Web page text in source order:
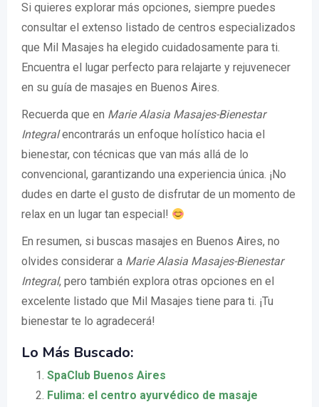
Si quieres explorar más opciones, siempre puedes
consultar el extenso listado de centros especializados
que Mil Masajes ha elegido cuidadosamente para ti.
Encuentra el lugar perfecto para relajarte y rejuvenecer
en su guía de masajes en Buenos Aires.
Recuerda que en Marie Alasia Masajes-Bienestar
Integralencontrarás un enfoque holístico hacia el
bienestar, con técnicas que van más allá de lo
convencional, garantizando una experiencia única. ¡No
dudes en darte el gusto de disfrutar de un momento de
relax en un lugar tan especial!
En resumen, si buscas masajes en Buenos Aires, no
olvides considerar a Marie Alasia Masajes-Bienestar
Integral, pero también explora otras opciones en el
excelente listado que Mil Masajes tiene para ti. ¡Tu
bienestar te lo agradecerá!
Lo Más Buscado:
SpaClub Buenos Aires
Fulima: el centro ayurvédico de masaje